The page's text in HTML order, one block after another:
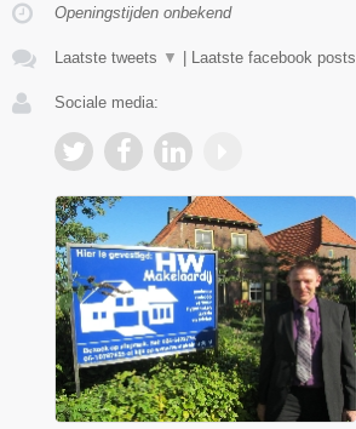
Openingstijden onbekend
Laatste tweets ▼ Laatste facebook posts
Sociale media: